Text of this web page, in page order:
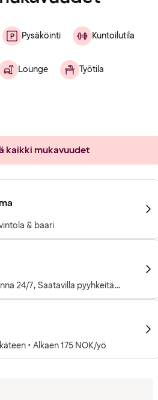
Pysäköinti Kuntoilutila
Lounge Työtila
kaikki mukavuudet
& baari
24/7, Saatavilla pyyhkeitä
Kardiolaitteet,
• Alkaen 175 NOK/yö